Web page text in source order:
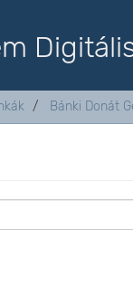
Bánki Donát